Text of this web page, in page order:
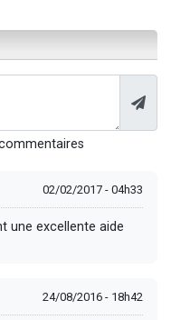
02/02/2017 - 04h33
une excellente aide
24/08/2016 - 18h42